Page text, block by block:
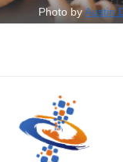
Photo byAustin